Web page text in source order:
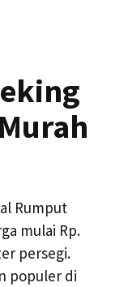
Rumput
mulai Rp.
persegi.
populer di